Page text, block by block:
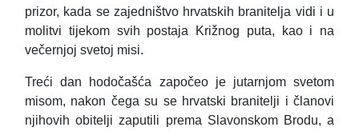
prizor, kada se zajedništvo hrvatskih branitelja vidi i u
molitvi tijekom svih postaja Križnog puta, kao i na
večernjoj svetoj misi.
Treći dan hodočašća započeo je jutarnjom svetom
misom, nakon čega su se hrvatski branitelji i članovi
njihovih obitelji zaputili prema Slavonskom Brodu, a